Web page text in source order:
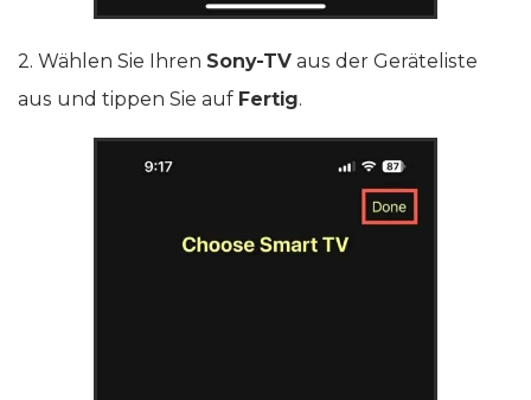
2. Wählen Sie Ihren Sony-TV aus der Geräteliste
aus und tippen Sie auf Fertig.